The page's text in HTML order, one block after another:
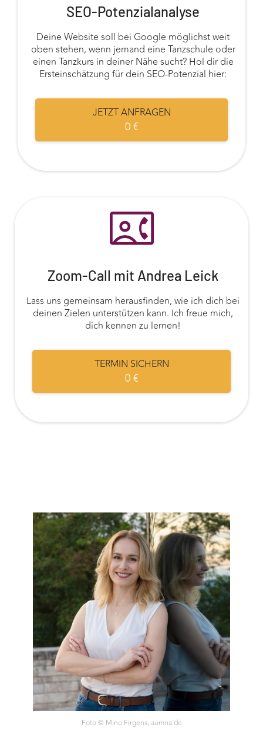
SEO-Potenzialanalyse
Deine Website soll bei Google möglichst weit
oben stehen, wenn jemand eine Tanzschule oder
einen Tanzkurs in deiner Nähe sucht? Hol dir die
Ersteinschätzung für dein SEO-Potenzial hier:
JETZT ANFRAGEN
0 €
Zoom-Call mit Andrea Leick
Lass uns gemeinsam herausfinden, wie ich dich bei
deinen Zielen unterstützen kann. Ich freue mich,
dich kennen zu lernen!
TERMIN SICHERN
0 €
Foto © Mino Firgens, aumna.de